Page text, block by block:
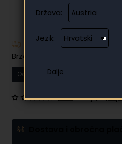
Država:
Jezik:
Imate dodatnih pitanja?
Brzo i jednostavno plaćanje
Od 18.10 € Vaša mjesečna rata
0 recenzija •